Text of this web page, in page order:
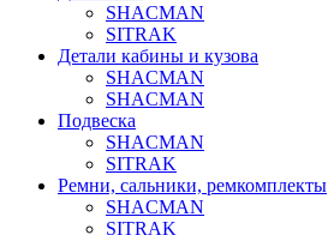
SHACMAN
SITRAK
Детали кабины и кузова
SHACMAN
SHACMAN
Подвеска
SHACMAN
SITRAK
Ремни, сальники, ремкомплекты
SHACMAN
SITRAK